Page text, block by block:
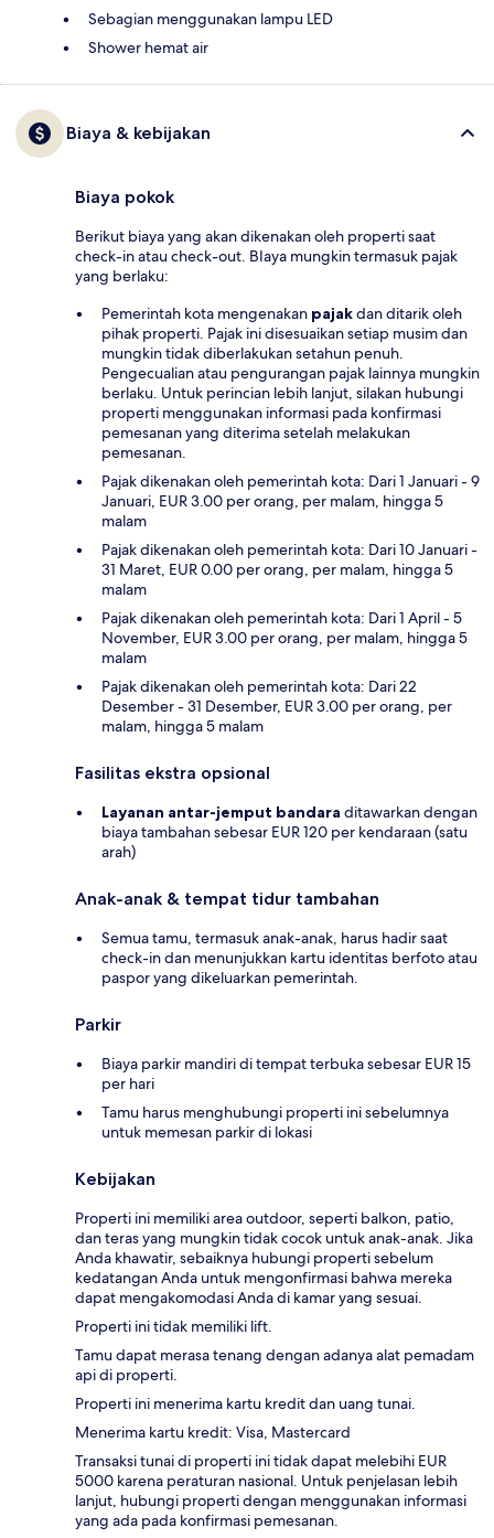
Sebagian menggunakan lampu LED
Shower hemat air
Biaya & kebijakan
Biaya pokok
Berikut biaya yang akan dikenakan oleh properti saat
check-in atau check-out. BIaya mungkin termasuk pajak
yang berlaku:
Pemerintah kota mengenakan pajakdan ditarik oleh
pihak properti. Pajak ini disesuaikan setiap musim dan
mungkin tidak diberlakukan setahun penuh.
Pengecualian atau pengurangan pajak lainnya mungkin
berlaku. Untuk perincian lebih lanjut, silakan hubungi
properti menggunakan informasi pada konfirmasi
pemesanan yang diterima setelah melakukan
pemesanan.
Pajak dikenakan oleh pemerintah kota: Dari 1 Januari - 9
Januari, EUR 3.00 per orang, per malam, hingga 5
malam
Pajak dikenakan oleh pemerintah kota: Dari 10 Januari -
31 Maret, EUR 0.00 per orang, per malam, hingga 5
malam
Pajak dikenakan oleh pemerintah kota: Dari 1 April - 5
November, EUR 3.00 per orang, per malam, hingga 5
malam
Pajak dikenakan oleh pemerintah kota: Dari 22
Desember - 31 Desember, EUR 3.00 per orang, per
malam, hingga 5 malam
Fasilitas ekstra opsional
Layanan antar-jemput bandara ditawarkan dengan
biaya tambahan sebesar EUR 120 per kendaraan (satu
arah)
Anak-anak & tempat tidur tambahan
Semua tamu, termasuk anak-anak, harus hadir saat
check-in dan menunjukkan kartu identitas berfoto atau
paspor yang dikeluarkan pemerintah.
Parkir
Biaya parkir mandiri di tempat terbuka sebesar EUR 15
per hari
Tamu harus menghubungi properti ini sebelumnya
untuk memesan parkir di lokasi
Kebijakan
Properti ini memiliki area outdoor, seperti balkon, patio,
dan teras yang mungkin tidak cocok untuk anak-anak. Jika
Anda khawatir, sebaiknya hubungi properti sebelum
kedatangan Anda untuk mengonfirmasi bahwa mereka
dapat mengakomodasi Anda di kamar yang sesuai.
Properti ini tidak memiliki lift.
Tamu dapat merasa tenang dengan adanya alat pemadam
api di properti.
Properti ini menerima kartu kredit dan uang tunai.
Menerima kartu kredit: Visa, Mastercard
Transaksi tunai di properti ini tidak dapat melebihi EUR
5000 karena peraturan nasional. Untuk penjelasan lebih
lanjut, hubungi properti dengan menggunakan informasi
yang ada pada konfirmasi pemesanan.